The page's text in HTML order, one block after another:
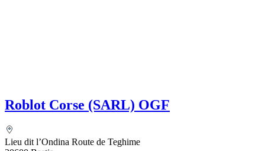
Roblot Corse (SARL) OGF
Lieu dit l’Ondina Route de Teghime